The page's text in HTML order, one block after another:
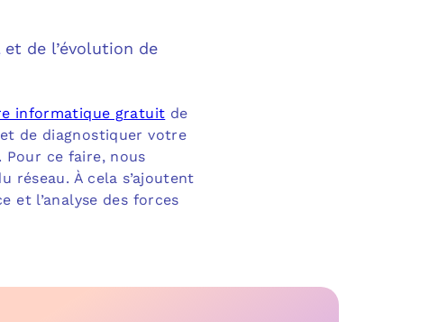
et de l’évolution de
informatique gratuit de
de diagnostiquer votre
ce faire, nous
réseau. À cela s’ajoutent
et l’analyse des forces